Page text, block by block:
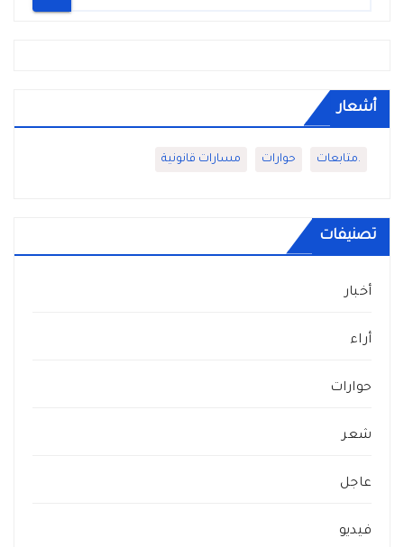
أشعار
.متابعات حوارات مسارات قانونية
تصنيفات
أخبار
أراء
حوارات
شعر
عاجل
فيديو